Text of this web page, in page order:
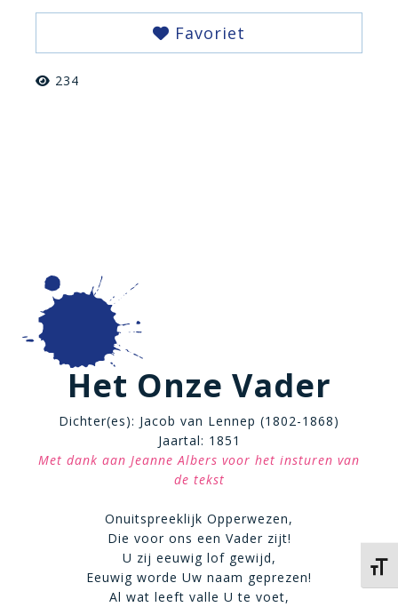
Favoriet
234
Het Onze Vader
Dichter(es): Jacob van Lennep (1802-1868)
Jaartal: 1851
Met dank aan Jeanne Albers voor het insturen van
de tekst
Onuitspreeklijk Opperwezen,
Die voor ons een Vader zijt!
U zij eeuwig lof gewijd,
Eeuwig worde Uw naam geprezen!
Al wat leeft valle U te voet,